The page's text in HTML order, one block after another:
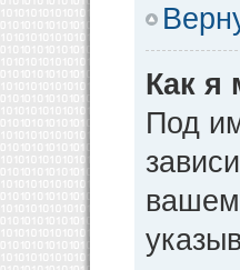
Как я
Под